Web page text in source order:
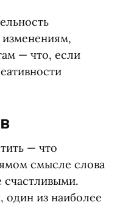
изменениям,
— что, если
— что
смысле слова
счастливыми.
один из наиболее